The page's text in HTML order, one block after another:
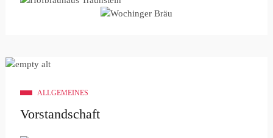
ALLGEMEINES
Vorstandschaft